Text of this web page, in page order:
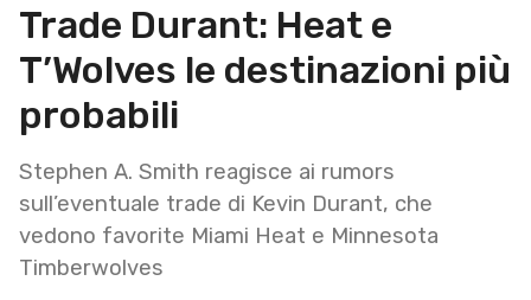
Trade Durant: Heat e
T’Wolves le destinazioni più
probabili
Stephen A. Smith reagisce ai rumors
sull’eventuale trade di Kevin Durant, che
vedono favorite Miami Heat e Minnesota
Timberwolves